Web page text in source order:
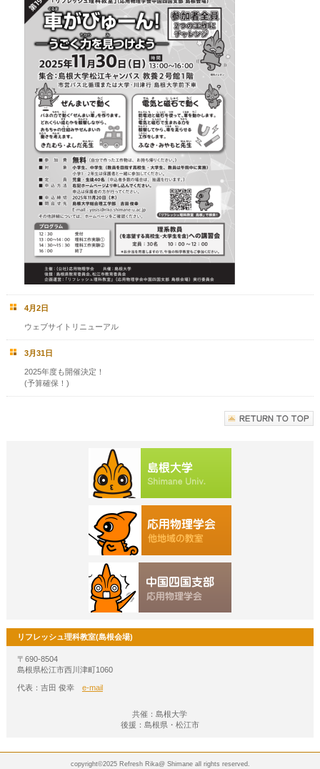
4月2日
ウェブサイトリニューアル
3月31日
2025年度も開催決定！
(予算確保！)
リフレッシュ理科教室(島根会場)
〒690-8504
島根県松江市西川津町1060
代表：吉田 俊幸 e-mail
共催：島根大学
後援：島根県・松江市
copyright©2025 Refresh Rika@ Shimane all rights reserved.